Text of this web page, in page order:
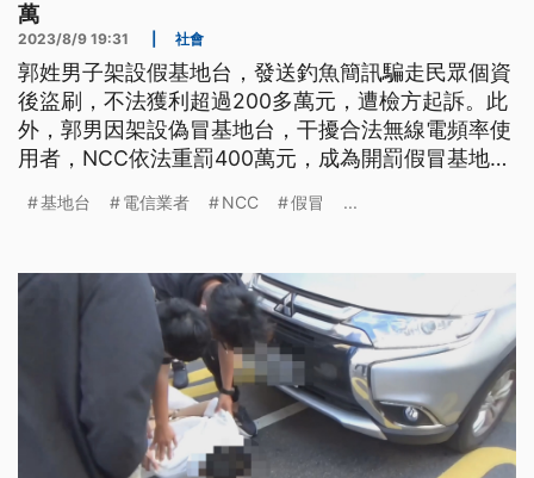
萬
2023/8/9 19:31 社會
郭姓男子架設假基地台，發送釣魚簡訊騙走民眾個資
後盜刷，不法獲利超過200多萬元，遭檢方起訴。此
外，郭男因架設偽冒基地台，干擾合法無線電頻率使
用者，NCC依法重罰400萬元，成為開罰假冒基地台
基地台 電信業者 NCC 假冒 ...